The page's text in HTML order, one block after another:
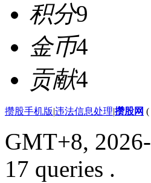
积分9
金币4
贡献4
攒股手机版|违法信息处理|攒股网 (
GMT+8,
17 queries .